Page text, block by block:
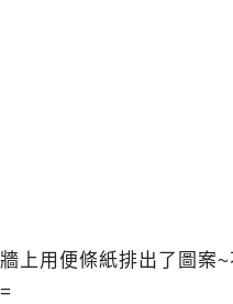
牆上用便條紙排出了圖案
=